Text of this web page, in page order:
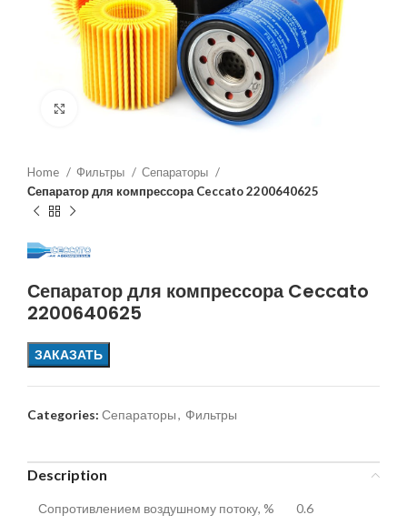
Увеличить
Home Фильтры
Сепараторы
Сепаратор для компрессора Ceccato 2200640625
Сепаратор для компрессора Ceccato
2200640625
ЗАКАЗАТЬ
Categories: Сепараторы, Фильтры
Description
Сопротивлением воздушному потоку, % 0.6